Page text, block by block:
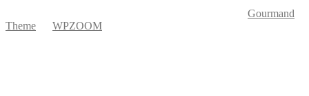
Gourmand
Theme
WPZOOM